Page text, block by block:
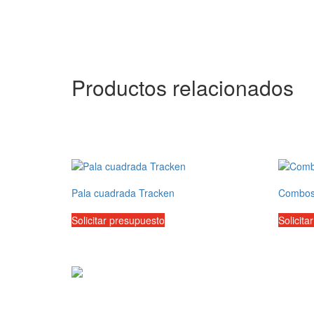
Productos relacionados
Pala cuadrada Tracken
Solicitar presupuesto